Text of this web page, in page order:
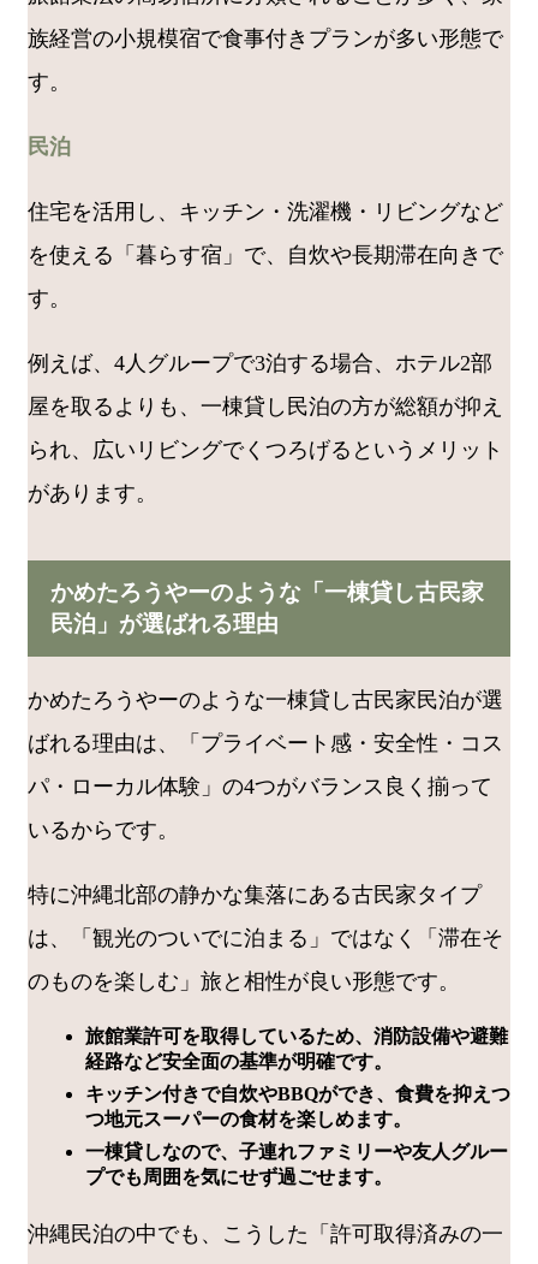
族経営の小規模宿で食事付きプランが多い形態で
す。
民泊
住宅を活用し、キッチン・洗濯機・リビングなど
を使える「暮らす宿」で、自炊や長期滞在向きで
す。
例えば、4人グループで3泊する場合、ホテル2部
屋を取るよりも、一棟貸し民泊の方が総額が抑え
られ、広いリビングでくつろげるというメリット
があります。
かめたろうやーのような「一棟貸し古民家
民泊」が選ばれる理由
かめたろうやーのような一棟貸し古民家民泊が選
ばれる理由は、「プライベート感・安全性・コス
パ・ローカル体験」の4つがバランス良く揃って
いるからです。
特に沖縄北部の静かな集落にある古民家タイプ
は、「観光のついでに泊まる」ではなく「滞在そ
のものを楽しむ」旅と相性が良い形態です。
旅館業許可を取得しているため、消防設備や避難
経路など安全面の基準が明確です。
キッチン付きで自炊やBBQができ、食費を抑えつ
つ地元スーパーの食材を楽しめます。
一棟貸しなので、子連れファミリーや友人グルー
プでも周囲を気にせず過ごせます。
沖縄民泊の中でも、こうした「許可取得済みの一